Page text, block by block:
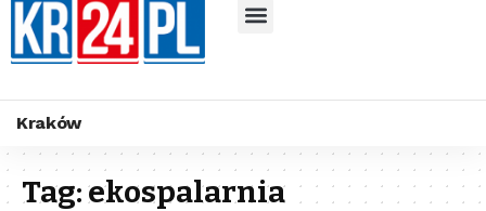
Kraków
Tag:ekospalarnia